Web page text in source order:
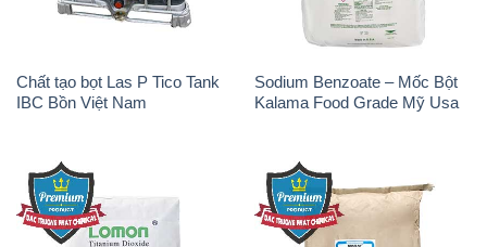
Chất tạo bọt Las P Tico Tank
IBC Bồn Việt Nam
Sodium Benzoate – Mốc Bột
Kalama Food Grade Mỹ Usa